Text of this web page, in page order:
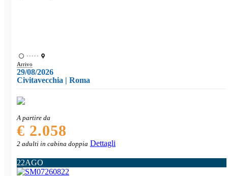
•••••
Arrivo
29/08/2026
Civitavecchia | Roma
A partire da
€ 2.058
2 adulti in cabina doppia Dettagli
22AGO